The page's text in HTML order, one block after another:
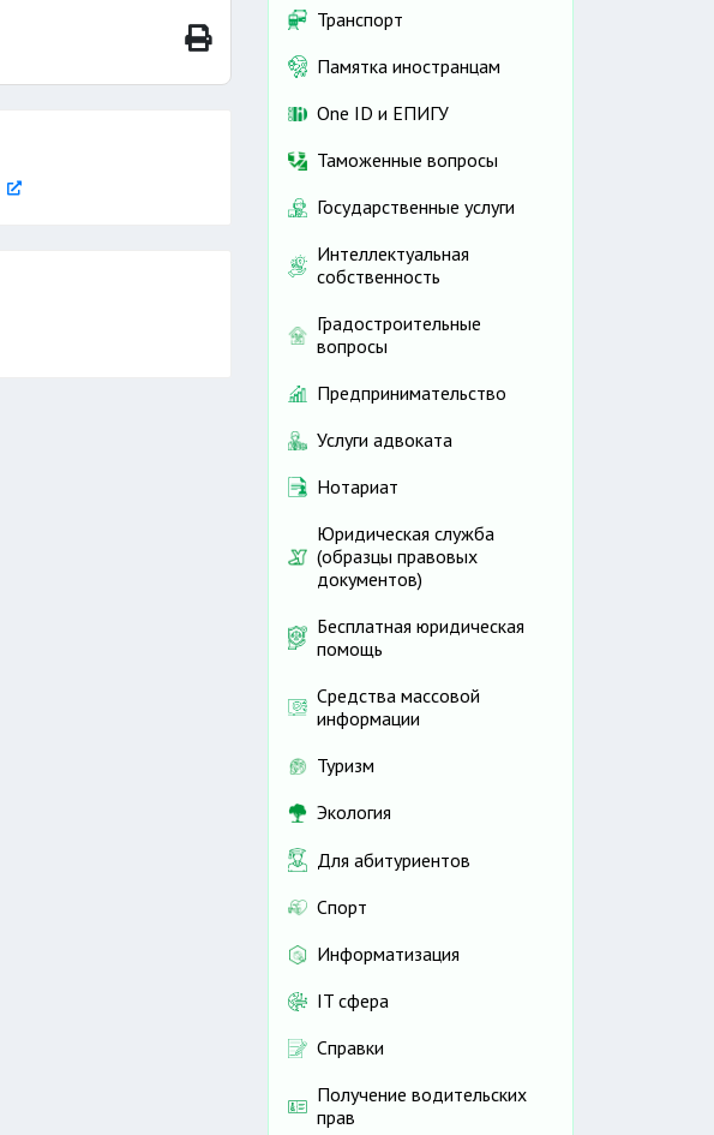
Транспорт
Памятка иностранцам
One ID и ЕПИГУ
Таможенные вопросы
Государственные услуги
Интеллектуальная
собственность
Градостроительные
вопросы
Предпринимательство
Услуги адвоката
Нотариат
Юридическая служба
(образцы правовых
документов)
Бесплатная юридическая
помощь
Средства массовой
информации
Туризм
Экология
Для абитуриентов
Спорт
Информатизация
IT сфера
Справки
Получение водительских
прав